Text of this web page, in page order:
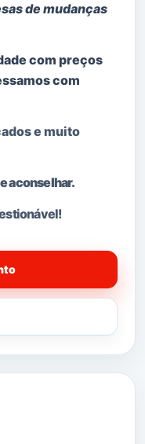
de mudanças
com preços
com
e muito
aconselhar.